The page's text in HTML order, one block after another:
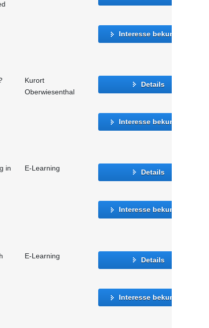
Interesse bekunden
Kurort
Oberwiesenthal
Details
Interesse bekunden
in
E-Learning Details
Interesse bekunden
E-Learning Details
Interesse bekunden